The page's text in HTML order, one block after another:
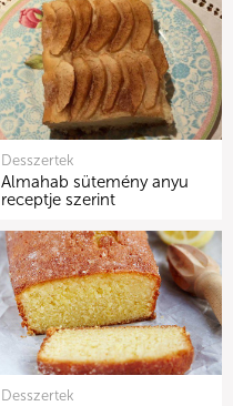
Desszertek
Almahab sütemény anyu
receptje szerint
Desszertek